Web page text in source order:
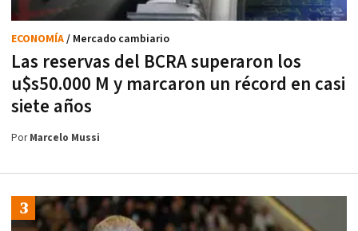
Las reservas del BCRA superaron los
u$s50.000 M y marcaron un récord en casi
siete años
ECONOMÍA/ Mercado cambiario
PorMarcelo Mussi